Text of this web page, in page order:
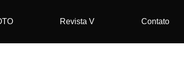
Revista V Contato